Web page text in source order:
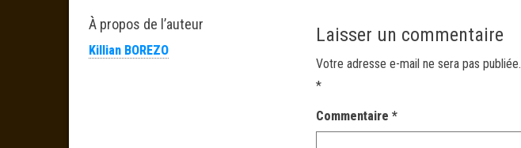
À propos de l’auteur
Killian BOREZO
Laisser un commentaire
Votre adresse e-mail ne sera pas publiée.
*
Commentaire*